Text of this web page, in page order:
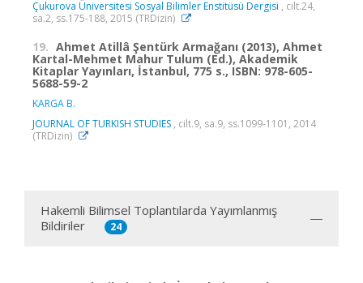
Çukurova Üniversitesi Sosyal Bilimler Enstitüsü Dergisi , cilt.24,
sa.2, ss.175-188, 2015 (TRDizin)
19. Ahmet Atillâ Şentürk Armağanı (2013), Ahmet
Kartal-Mehmet Mahur Tulum (Ed.), Akademik
Kitaplar Yayınları, İstanbul, 775 s., ISBN: 978-605-
5688-59-2
KARGA B.
JOURNAL OF TURKISH STUDIES , cilt.9, sa.9, ss.1099-1101, 2014
(TRDizin)
Hakemli Bilimsel Toplantılarda Yayımlanmış
Bildiriler
24